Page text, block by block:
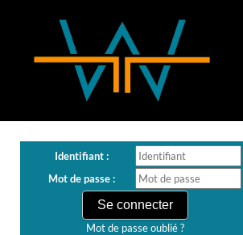
Identifiant :
Mot de passe :
Mot de passe oublié ?